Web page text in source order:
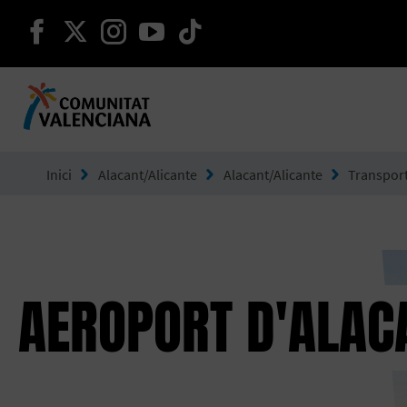
seguir en facebook
seguir en twitter
seguir en instagram
seguir en youtube
Inici Alacant/Alicante Alacant/Alicante
AEROPORT